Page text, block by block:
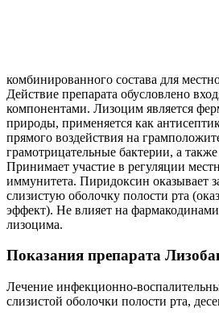
комбинированного состава для
Действие препарата обусловлено
компонентами. Лизоцим является
природы, применяется как
прямого воздействия на
грамотрицательные бактерии, а
Принимает участие в регуляции
иммунитета. Пиридоксин оказывает
слизистую оболочку полости рта
эффект). Не влияет на
лизоцима.
Показания препарата
Лечение инфекционно-
слизистой оболочки полости рта,